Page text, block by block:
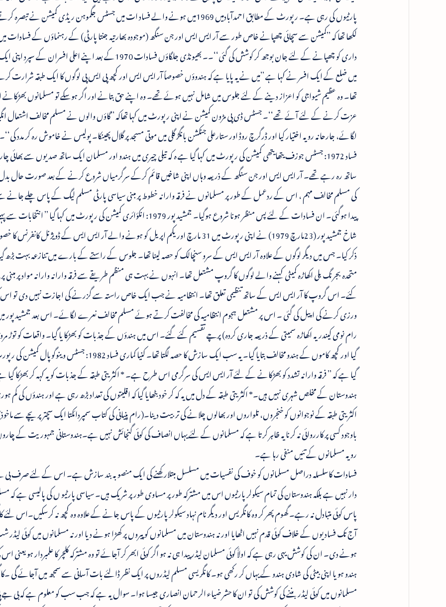
پارٹیوں کی رہی ہے۔ رپورٹ کے مطابق احمدآبادمیں 1969میں ہونے والے فساد ات میں جسٹس جگموہن ریڈی کمیشن نے
لکھا تھا کہ ’’کمیشن سے سچائی چھپانے خاص طور سے آر ایس ایس اور جن سنگھ (موجودہ بھارتیہ جنتا پارٹی) کے رہنماؤں کے فسادات
داری کو چھپانے کے لئے جان بوجھ کر کوشش کی گئی‘‘۔۔ بھیونڈی جلگاؤں فسادات 1970کے بعد اپنے اعلی
میں ضلع کے ایک افسر نے کہا ہے ’’میں نے یہ پایا ہے کہ ہندوؤں خصوصاً آر ایس ایس اور کچھ پی ایس پی لوگوں کا ایک طبقہ شرارت
تھا۔ وہ عظیم شیواجی کو اعزاز دینے کے لئے جلوس میں شامل نہیں ہوئے تھے۔ وہ اپنے حق بتانے اور اگر ہوسکے تو مسلمانوں
عزت کرنے کے لئے آئے تھے‘‘۔ جسٹس ڈی پی مڑون کمیشن نے اپنی رپورٹ میں کہا تھاکہ ’’گاؤں والوں نے مسلم مخالف اشتعال
لگائے، جارحانہ رویہ اختیار کیا اور ڈرگرچ روڈ اور ستارعلی جنکشن بانگڑ گلی میں موتی مسجد پر گلال پھینکا۔ پولیس نے خاموش رہ کر مدد
فساد 1972: جسٹس جوزف یتھایتھی کمیشن کی رپورٹ میں کہا گیا ہے ہ کہ تیلی چیری میں ہندو اور مسلمان ایک ساتھ صدیوں سے
ساتھ رہ رہے تھے۔ آر ایس ایس اور جن سنگھ کے ذریعہ وہاں اپنی شاخیں قائم کرکے سرگرمیاں شروع کرنے کے بعد صورت حال
کی مسلم مخالف مہم ، اس کے ردعمل کے طور پر مسلمانوں نے فرقہ وارانہ خطوط پر مبنی سیاسی پارٹی مسلم لیگ کے پاس چلے جانے
پیدا ہوگئی۔ ان فسادات کے لئے پس منظر ہونا شروع ہوگیا۔ جمشید پور 1979: انکؤائری کمیشن کی رپورٹ میں کہا گیا ’’
شاخ جمشید پور (23مارچ 1979) نے اپنی رپورٹ میں 31 مارچ اور یکم اپریل کو ہونے والے آر ایس ایس کے ڈویژنل
ذکر کیا۔ جس میں دیگر لوگوں کے علاوہ آر ایس ایس کے سرو سنچالک کو حصہ لینا تھا۔ جلوس کے راستے کے بارے میں تنازعہ بہت بڑھ
متحدہ بجرنگ بلی اکھاڑہ کمیٹی کہنے والے لوگوں کا گروپ مشتعل تھا۔ انہوں نے بہت ہی منظم طریقے سے فرقہ وارانہ وارانہ مواد پر مبنی
کئے۔ اس گروپ کا آر ایس ایس کے ساتھ تنظیمی تعلق تھا۔ انتظامیہ نے جب ایک خاص راستہ سے گزرنے کی اجازت نہیں دی تو
ورزی کرنے کی اپیل کی گئی ۔ اس پر مشتعل ہجوم انتظامیہ کی مخالفت کرتے ہوئے مسلم مخالف نعرے لگائے۔ اس بعد جمشید پور
رام نومی کیندریہ اکھاڑہ سمیتی کے ذریعہ جاری کردہ) پرچے تقسیم کئے گئے۔ اس میں ہندؤں کے جذبات کو بھڑکا یا گیا۔ واقعات کو توڑ
گیا اور کچھ کاموں کے ہندو مخالف بتایا گیا۔ یہ سب ایک سازش کا حصہ لگتا تھا۔ کنیا کماری فساد 1982:
گیا ہے کہ ’’ فرقہ وارانہ تشدد کو بھڑکانے کے لئے آر ایس ایس کی سرگرمی اس طرح ہے۔ * اکثریتی طبقہ کے جذبات کو یہ کہہ کر بھڑکا گیا
ہندوستان کے مخلص شہری نہیں ہیں۔* اکثریتی طبقہ کے دل میں یہ کہ کر خود بٹھایا گیا کہ اقلیتوں کی تعداد بڑھ رہی ہے اور ہندؤں کی کم
اکثریتی طبقہ کے نوجوانوں کو خنجروں، تلواروں اور بھالوں چلانے کی تربیت دینا۔(رام پنیانی کی کتاب سمپردائکتا ایک سچتر پریچے سے
باوجود کسی پر کارروائی نہ کرنا یہ ظاہر کرتا ہے کہ مسلمانوں کے لئے یہاں انصاف کی کوئی گنجائش نہیں ہے۔ہندوستانی جمہوریت کے
رویہ مسلمانوں کے تئیں منفی رہا ہے۔
فسادات کاسلسلہ دراصل مسلمانوں کو خوف کی نفسیات میں مسلسل مبتلارکھنے کی ایک منصوبہ بند سازش ہے۔ اس کے لئے صرف بی
دار نہیں ہے بلکہ ہندوستان کی تمام سیکولر پارٹیوں اس میں مشترکہ طور پر مساوی طور پر شریک ہیں۔ سیاسی پارٹیو ں کی پالیسی ہے کہ
پاس کوئی متبادل نہ رہے۔ گھوم پھر کر وہ کانگریس اور دیگر نام نہاد سیکولرپارٹیوں کے پاس جانے کے علاوہ وہ کچھ نہ کرسکیں۔اس
آج تک فسادیوں کے خلاف کوئی قدم نہیں اٹھایا اور نہ ہندوستان میں مسلمانوں کو پیروں پر کھڑا ہونے دیا اور نہ مسلمانوں میں کوئی لیڈر
ہونے دی۔ ان کی کوشش یہی رہی ہے کہ اولاََ کوئی مسلمان لیڈر پیدا ہی نہ ہو اگر کوئی ابھر کر آجائے تو وہ مشترکہ کلچر کا علمبردار ہو یعنی
ہندو ہو یا اپنی بیٹی کی شادی ہندو کے یہاں کر رکھی ہو۔ کانگریسی مسلم لیڈروں پر ایک نظر ڈالئے بات آسانی سے سمجھ میں آجائے گی
مسلمانوں میں کوئی لیڈر بننے کی کوشش کی تو ان کا حشر ضیاء الرحمان انصاری جیسا ہوا۔ سوال یہ ہے کہ جب سب کو معلوم ہے کہ بی جے